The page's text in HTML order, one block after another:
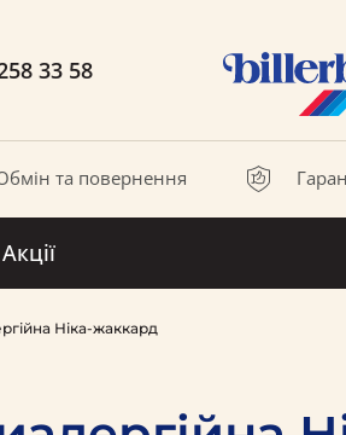
33 58
та повернення
Акції
Ніка-жаккард